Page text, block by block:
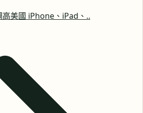
高美國 iPhone、iPad、..